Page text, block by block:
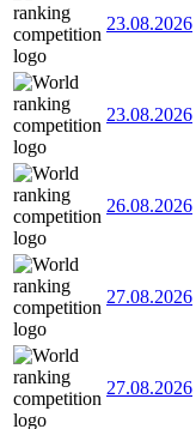
23.08.2026
23.08.2026
26.08.2026
27.08.2026
27.08.2026